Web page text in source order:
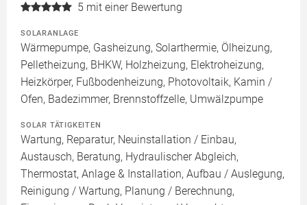
5 mit einer Bewertung
SOLARANLAGE
Wärmepumpe, Gasheizung, Solarthermie, Ölheizung,
Pelletheizung, BHKW, Holzheizung, Elektroheizung,
Heizkörper, Fußbodenheizung, Photovoltaik, Kamin /
Ofen, Badezimmer, Brennstoffzelle, Umwälzpumpe
SOLAR TÄTIGKEITEN
Wartung, Reparatur, Neuinstallation / Einbau,
Austausch, Beratung, Hydraulischer Abgleich,
Thermostat, Anlage & Installation, Aufbau / Auslegung,
Reinigung / Wartung, Planung / Berechnung,